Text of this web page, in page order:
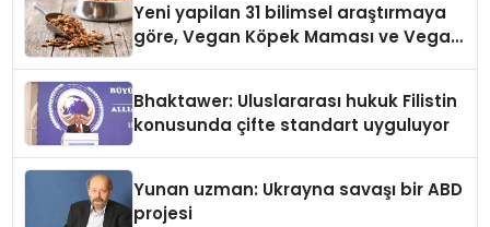
Yeni yapilan 31 bilimsel araştırmaya
göre, Vegan Köpek Maması ve Vegan
Bhaktawer: Uluslararası hukuk Filistin
konusunda çifte standart uyguluyor
Yunan uzman: Ukrayna savaşı bir ABD
projesi